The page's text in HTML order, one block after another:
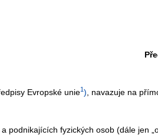
Evropské unie1 ) , navazuje na
fyzických osob (dále jen